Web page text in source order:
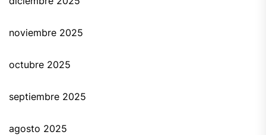
noviembre 2025
octubre 2025
septiembre 2025
agosto 2025